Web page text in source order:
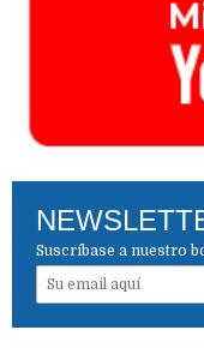
Suscríbase a nuestro